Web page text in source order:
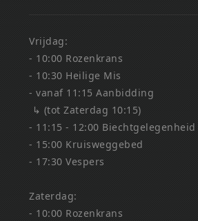
Vrijdag:
- 10:00 Rozenkrans
- 10:30 Heilige Mis
- vanaf 11:15 Aanbidding
↳ (tot Zaterdag 10:15)
- 11:15 - 12:00 Biechtgelegenheid
- 15:00 Kruisweggebed
- 17:30 Vespers
Zaterdag:
- 10:00 Rozenkrans